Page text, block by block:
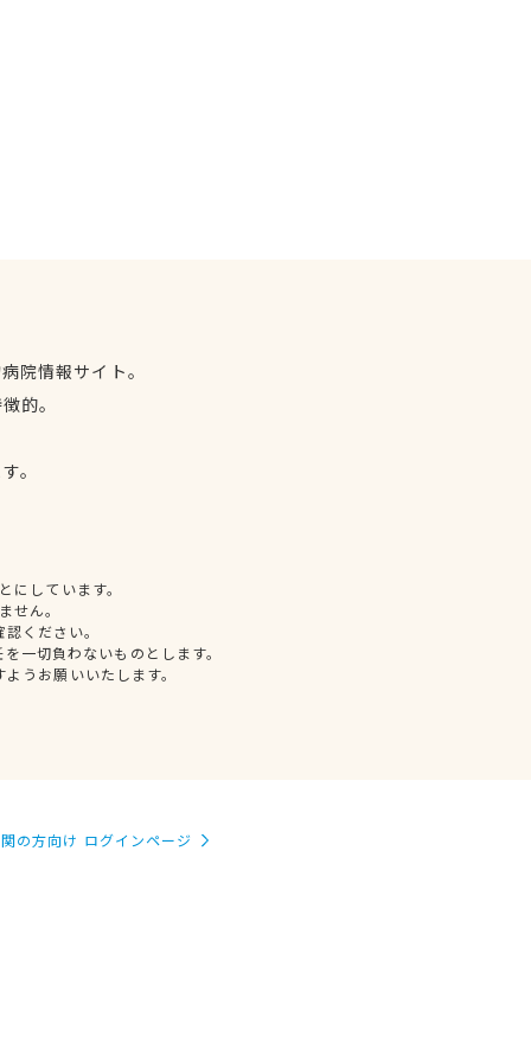
院情報サイト。
的。
。
しています。
せん。
ください。
一切負わないものとします。
うお願いいたします。
の方向け ログインページ